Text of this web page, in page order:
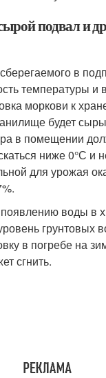
подвал и
в
температуры и
моркови к
будет
в помещении
ниже 0°С и
для урожая
появлению воды в
грунтовых
в погребе на
сгнить.